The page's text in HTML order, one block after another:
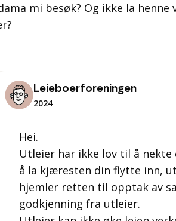
mi besøk? Og ikke la henne
Leieboerforeningen
2024
Hei.
Utleier har ikke lov til å
å la kjæresten din flytte inn,
hjemler retten til opptak av
godkjenning fra utleier.